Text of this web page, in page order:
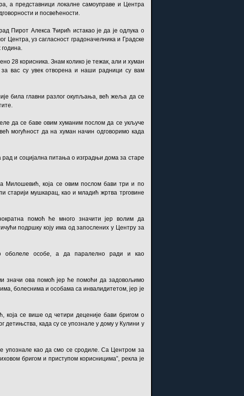
а представници локалне самоуправе и Центра
и посвећености.
Пирот Алекса Ћирић истакао је да је одлука о
Центра, уз сагласност градоначелника и Градске
28 корисника. Знам колико је тежак, али и хуман
вас су увек отворена и наши радници су вам
била главни разлог окупљања, већ жеља да се
да се баве овим хуманим послом да се укључе
могућност да на хуман начин одговоримо када
и социјална питања о изградњи дома за старе
Милошевић, која се овим послом бави три и по
старији мушкарац, као и младић жртва трговине
помоћ ће много значити јер волим да
подршку коју има од запослених у Центру за
оболеле особе, а да паралелно ради и као
значи ова помоћ јер ће помоћи да задовољимо
болеснима и особама са инвалидитетом, јер је
која се више од четири деценије бави бригом о
детињства, када су се упознале у дому у Кулини у
упознале као да смо се сродиле. Са Центром за
бригом и приступом корисницима”, рекла је